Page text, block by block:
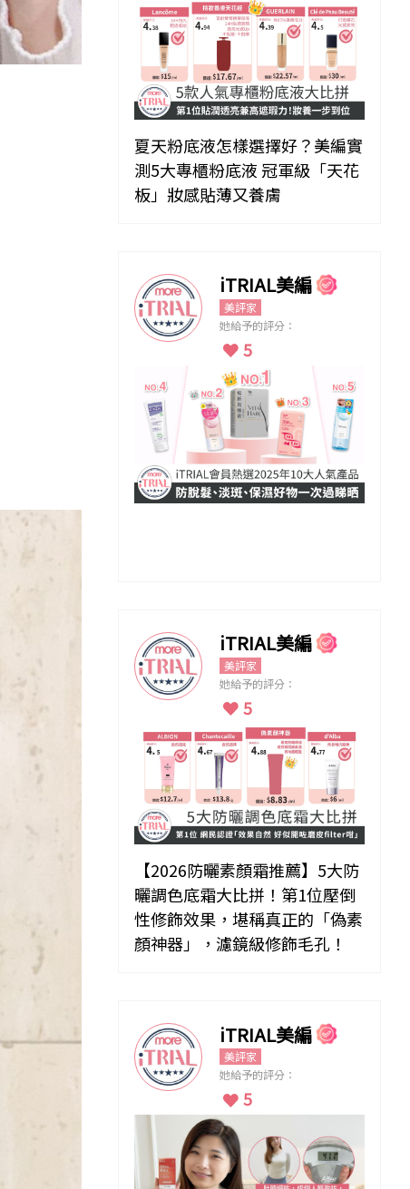
夏天粉底液怎樣選擇好？美編實
測5大專櫃粉底液 冠軍級「天花
板」妝感貼薄又養膚
iTRIAL美編
美評家
她給予的評分：
5
iTRIAL美編
美評家
她給予的評分：
5
【2026防曬素顏霜推薦】5大防
曬調色底霜大比拼！第1位壓倒
性修飾效果，堪稱真正的「偽素
顏神器」，濾鏡級修飾毛孔！
iTRIAL美編
美評家
她給予的評分：
5